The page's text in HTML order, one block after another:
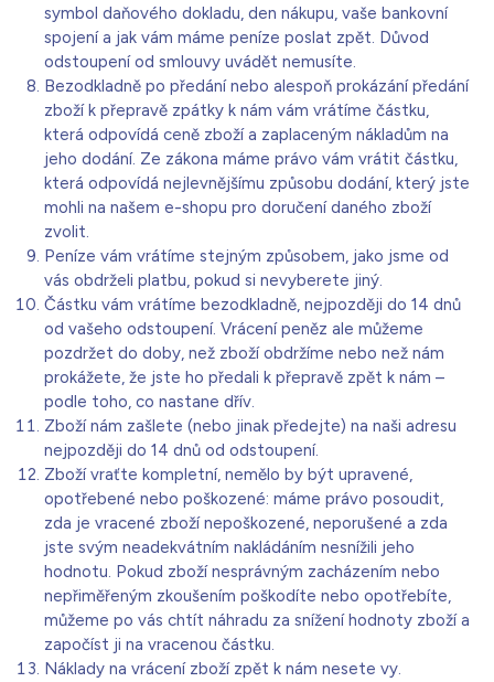
symbol daňového dokladu, den nákupu, vaše bankovní
spojení a jak vám máme peníze poslat zpět. Důvod
odstoupení od smlouvy uvádět nemusíte.
Bezodkladně po předání nebo alespoň prokázání předání
zboží k přepravě zpátky k nám vám vrátíme částku,
která odpovídá ceně zboží a zaplaceným nákladům na
jeho dodání. Ze zákona máme právo vám vrátit částku,
která odpovídá nejlevnějšímu způsobu dodání, který jste
mohli na našem e-shopu pro doručení daného zboží
zvolit.
Peníze vám vrátíme stejným způsobem, jako jsme od
vás obdrželi platbu, pokud si nevyberete jiný.
Částku vám vrátíme bezodkladně, nejpozději do 14 dnů
od vašeho odstoupení. Vrácení peněz ale můžeme
pozdržet do doby, než zboží obdržíme nebo než nám
prokážete, že jste ho předali k přepravě zpět k nám –
podle toho, co nastane dřív.
Zboží nám zašlete (nebo jinak předejte) na naši adresu
nejpozději do 14 dnů od odstoupení.
Zboží vraťte kompletní, nemělo by být upravené,
opotřebené nebo poškozené: máme právo posoudit,
zda je vracené zboží nepoškozené, neporušené a zda
jste svým neadekvátním nakládáním nesnížili jeho
hodnotu. Pokud zboží nesprávným zacházením nebo
nepřiměřeným zkoušením poškodíte nebo opotřebíte,
můžeme po vás chtít náhradu za snížení hodnoty zboží a
započíst ji na vracenou částku.
Náklady na vrácení zboží zpět k nám nesete vy.